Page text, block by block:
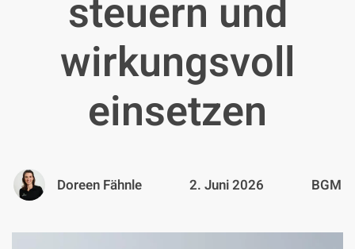
steuern und
wirkungsvoll
einsetzen
Doreen Fähnle 2. Juni 2026 BGM